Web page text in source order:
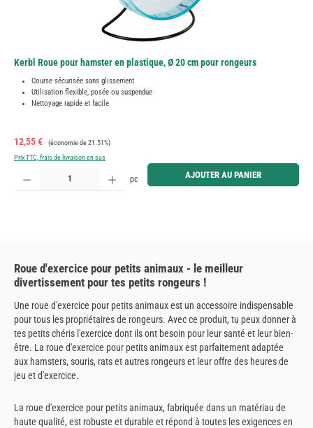
Kerbl Roue pour hamster en plastique, Ø 20 cm pour rongeurs
Course sécurisée sans glissement
Utilisation flexible, posée ou suspendue
Nettoyage rapide et facile
Prix de vente :
12,55 € Prix régulier :
(économie de 21.51%)
Prix TTC, frais de livraison en sus
Quantité de produit : Entrez la quantité souhaitée ou utilisez les boutons pour augmenter ou
pc AJOUTER AU PANIER
Roue d'exercice pour petits animaux - le meilleur
divertissement pour tes petits rongeurs !
Une roue d'exercice pour petits animaux est un accessoire indispensable
pour tous les propriétaires de rongeurs. Avec ce produit, tu peux donner à
tes petits chéris l'exercice dont ils ont besoin pour leur santé et leur bien-
être. La roue d'exercice pour petits animaux est parfaitement adaptée
aux hamsters, souris, rats et autres rongeurs et leur offre des heures de
jeu et d'exercice.
La roue d'exercice pour petits animaux, fabriquée dans un matériau de
haute qualité, est robuste et durable et répond à toutes les exigences en